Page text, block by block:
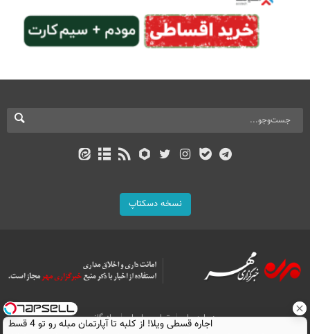
نسخه دسکتاپ
درباره ما تماس با ما
بازرگانی
اجاره‌ قسطی ویلا! از کلبه تا آپارتمان مبله رو تو 4 قسط